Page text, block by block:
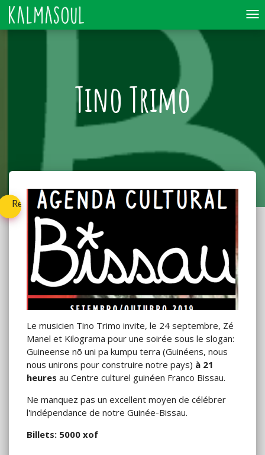
Tino Trimo
Retournez
Le musicien Tino Trimo invite, le 24 septembre, Zé
Manel et Kilograma pour une soirée sous le slogan:
Guineense nõ uni pa kumpu terra (Guinéens, nous
nous unirons pour construire notre pays) à 21
heures au Centre culturel guinéen Franco Bissau.
Ne manquez pas un excellent moyen de célébrer
l'indépendance de notre Guinée-Bissau.
Billets: 5000 xof